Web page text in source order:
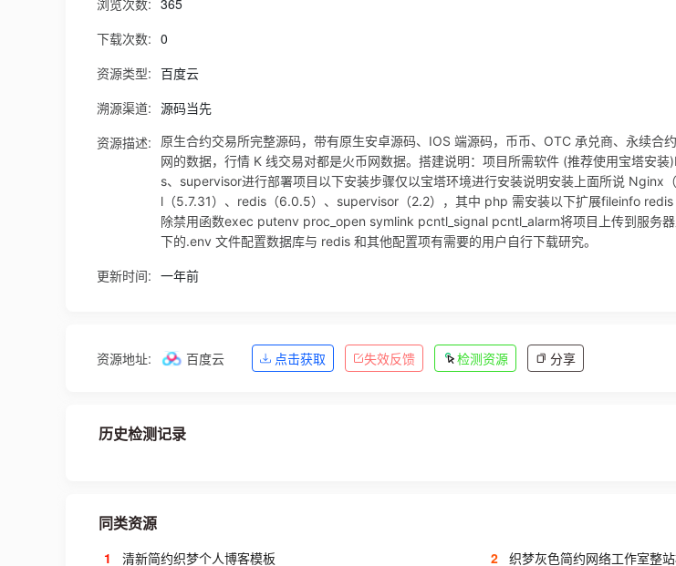
浏览次数: 365
下载次数: 0
资源类型: 百度云
溯源渠道: 源码当先
资源描述:
原生合约交易所完整源码，带有原生安卓源码、IOS 端源码，币币、OTC 承兑商、永续合
网的数据，行情 K 线交易对都是火币网数据。搭建说明：项目所需软件 (推荐使用宝塔安
s、supervisor进行部署项目以下安装步骤仅以宝塔环境进行安装说明安装上面所说 Nginx
l（5.7.31）、redis（6.0.5）、supervisor（2.2），其中 php 需安装以下扩展fileinfo
除禁用函数exec putenv proc_open symlink pcntl_signal pcntl_alarm将项目上传到服务
下的.env 文件配置数据库与 redis 和其他配置项有需要的用户自行下载研究。
更新时间: 一年前
资源地址: 百度云 点击获取 失效反馈 检测资源 分享
历史检测记录
同类资源
1 清新简约织梦个人博客模板 2 织梦灰色简约网络工作室整